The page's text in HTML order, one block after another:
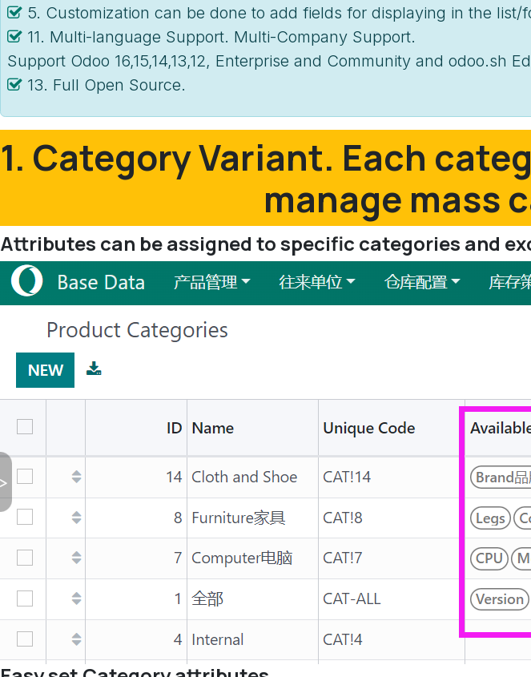
5. Customization can be done to add fields for displaying in the list/
11. Multi-language Support. Multi-Company Support.
Support Odoo 16,15,14,13,12, Enterprise and Community and odoo.sh
13. Full Open Source.
1. Category Variant. Each
manage mass
Attributes can be assigned to specific categories and